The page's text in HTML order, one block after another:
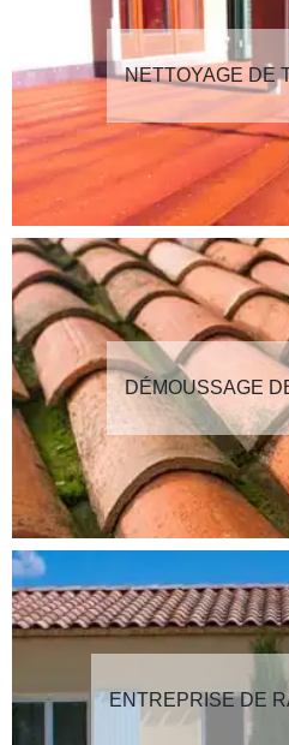
NETTOYAGE DE
DÉMOUSSAGE
ENTREPRISE DE